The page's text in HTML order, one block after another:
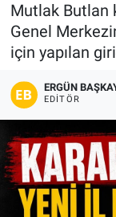
Mutlak Butlan
Genel
için yapılan
ERGÜN
EDITÖR